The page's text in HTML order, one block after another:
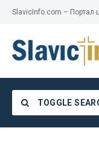
SlavicInfo.com – Портал
TOGGLE